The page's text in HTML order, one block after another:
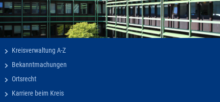
Kreisverwaltung A-Z
Bekanntmachungen
Ortsrecht
Karriere beim Kreis